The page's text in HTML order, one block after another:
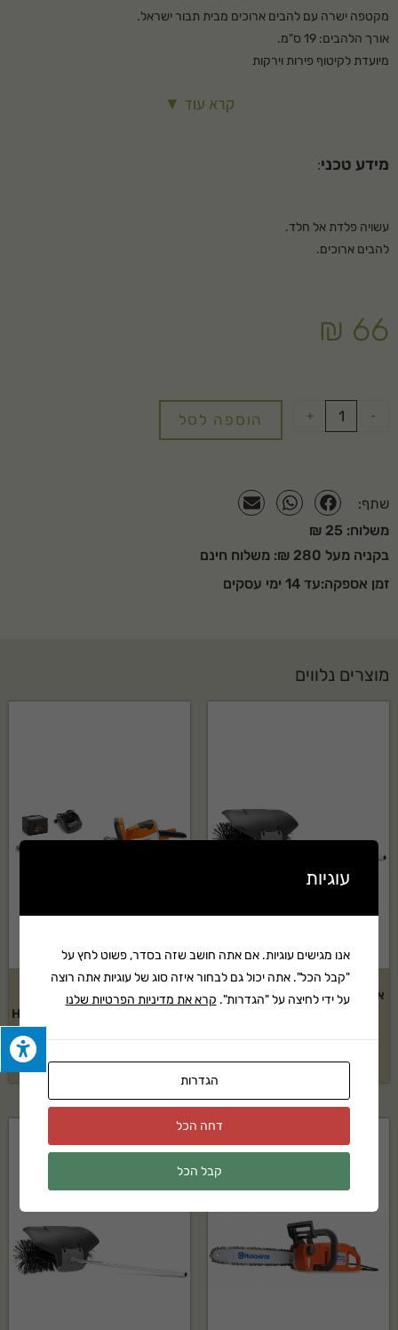
מקטפה ישרה עם להבים ארוכים מבית תבור ישראל.
אורך הלהבים: 19 ס"מ.
מיועדת לקיטוף פירות וירקות
קרא עוד ▼
מידע טכני:
עשויה פלדת אל חלד.
להבים ארוכים.
₪ 66
-
+ הוספה לסל
שתף:
משלוח: 25 ₪
בקניה מעל 280 ₪: משלוח חינם
זמן אספקה:עד 14 ימי עסקים
מוצרים נלווים
אביזר מטאטא של HUSQVARNA
בקשה להצעת מחיר
קיט מגזמת נטענת כולל סוללה
בקשה להצעת מחיר
עוגיות
אנו מגישים עוגיות. אם אתה חושב שזה בסדר, פשוט לחץ על
"קבל הכל". אתה יכול גם לבחור איזה סוג של עוגיות אתה רוצה
על ידי לחיצה על "הגדרות". קרא את מדיניות הפרטיות שלנו
הגדרות
דחה הכל
קבל הכל